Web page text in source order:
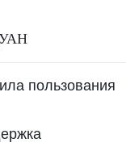
пользования